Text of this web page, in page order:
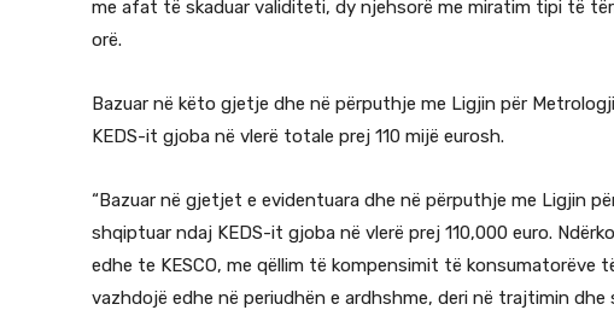
me afat të skaduar validiteti, dy njehsorë me miratim tipi të
orë.
Bazuar në këto gjetje dhe në përputhje me Ligjin për
KEDS-it gjoba në vlerë totale prej 110 mijë eurosh.
“Bazuar në gjetjet e evidentuara dhe në përputhje me Ligjin
shqiptuar ndaj KEDS-it gjoba në vlerë prej 110,000 euro.
edhe te KESCO, me qëllim të kompensimit të konsumatorëve
vazhdojë edhe në periudhën e ardhshme, deri në trajtimin